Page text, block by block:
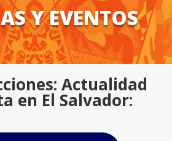
Y EVENTOS
Actualidad
en El Salvador: